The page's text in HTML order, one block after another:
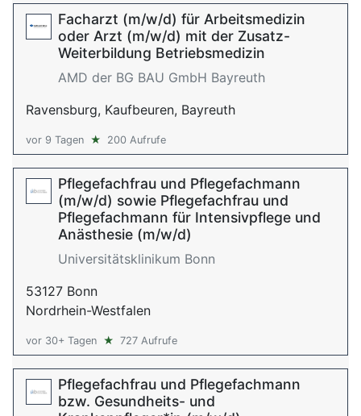
Facharzt (m/w/d) für Arbeitsmedizin
oder Arzt (m/w/d) mit der Zusatz-
Weiterbildung Betriebsmedizin
AMD der BG BAU GmbH Bayreuth
Ravensburg, Kaufbeuren, Bayreuth
vor 9 Tagen ★ 200 Aufrufe
Pflegefachfrau und Pflegefachmann
(m/w/d) sowie Pflegefachfrau und
Pflegefachmann für Intensivpflege und
Anästhesie (m/w/d)
Universitätsklinikum Bonn
53127 Bonn
Nordrhein-Westfalen
vor 30+ Tagen ★ 727 Aufrufe
Pflegefachfrau und Pflegefachmann
bzw. Gesundheits- und